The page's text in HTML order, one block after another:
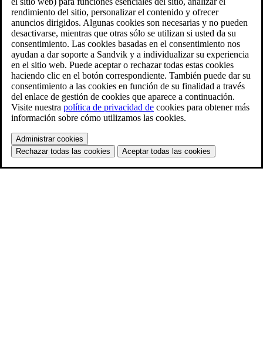
rendimiento del sitio, personalizar el contenido y ofrecer
anuncios dirigidos. Algunas cookies son necesarias y no pueden
desactivarse, mientras que otras sólo se utilizan si usted da su
consentimiento. Las cookies basadas en el consentimiento nos
ayudan a dar soporte a Sandvik y a individualizar su experiencia
en el sitio web. Puede aceptar o rechazar todas estas cookies
haciendo clic en el botón correspondiente. También puede dar su
consentimiento a las cookies en función de su finalidad a través
del enlace de gestión de cookies que aparece a continuación.
Visite nuestra política de privacidad de cookies para obtener más
información sobre cómo utilizamos las cookies.
Administrar cookies
Rechazar todas las cookies
Aceptar todas las cookies